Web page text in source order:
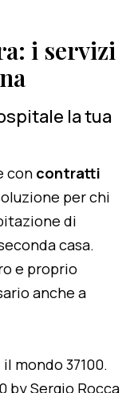
i servizi
la tua
con contratti
per chi
di
casa.
e proprio
anche a
mondo 37100.